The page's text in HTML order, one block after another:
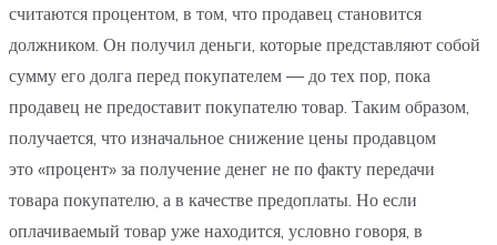
считаются процентом, в том, что продавец становится
должником. Он получил деньги, которые представляют собой
сумму его долга перед покупателем — до тех пор, пока
продавец не предоставит покупателю товар. Таким образом,
получается, что изначальное снижение цены продавцом
это «процент» за получение денег не по факту передачи
товара покупателю, а в качестве предоплаты. Но если
оплачиваемый товар уже находится, условно говоря, в